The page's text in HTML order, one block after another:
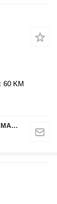
60 KM
Przedsiębiorstwo Produkcyjno-Handlowe ROLMAPOL Marcin Dziekan